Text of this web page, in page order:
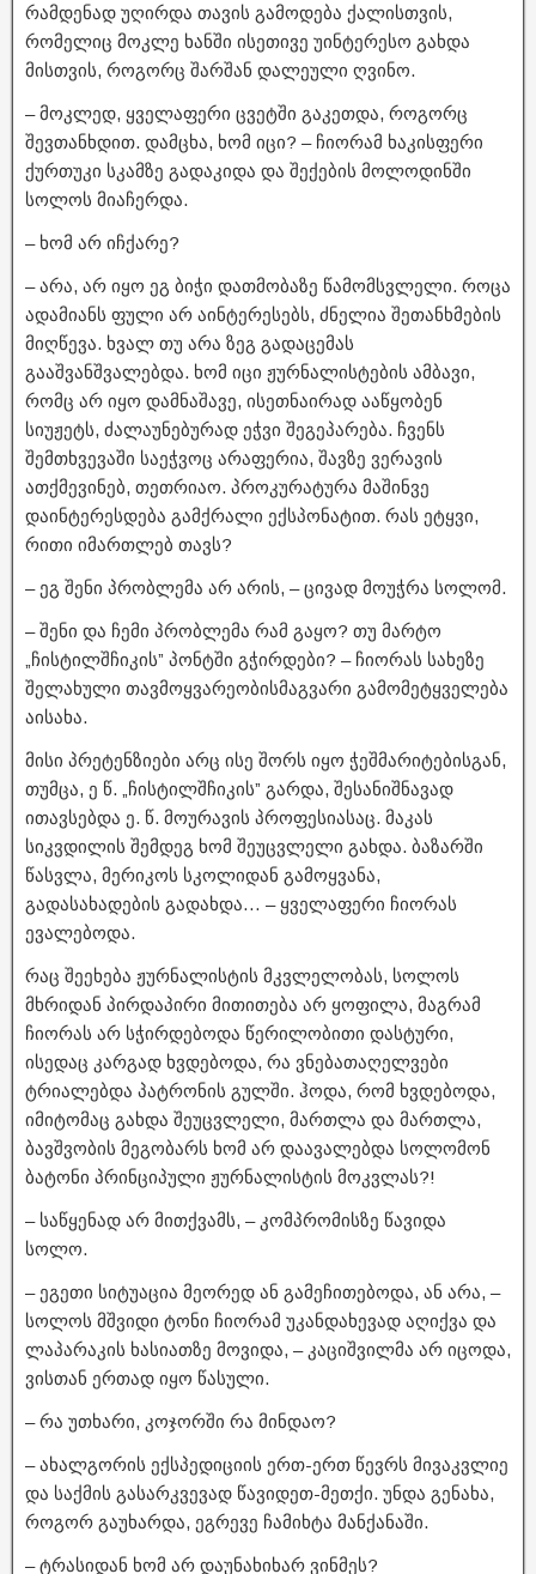
რამდენად უღირდა თავის გამოდება ქალისთვის,
რომელიც მოკლე ხანში ისეთივე უინტერესო გახდა
მისთვის, როგორც შარშან დალეული ღვინო.
– მოკლედ, ყველაფერი ცვეტში გაკეთდა, როგორც
შევთანხდით. დამცხა, ხომ იცი? – ჩიორამ ხაკისფერი
ქურთუკი სკამზე გადაკიდა და შექების მოლოდინში
სოლოს მიაჩერდა.
– ხომ არ იჩქარე?
– არა, არ იყო ეგ ბიჭი დათმობაზე წამომსვლელი. როცა
ადამიანს ფული არ აინტერესებს, ძნელია შეთანხმების
მიღწევა. ხვალ თუ არა ზეგ გადაცემას
გააშვანშვალებდა. ხომ იცი ჟურნალისტების ამბავი,
რომც არ იყო დამნაშავე, ისეთნაირად ააწყობენ
სიუჟეტს, ძალაუნებურად ეჭვი შეგეპარება. ჩვენს
შემთხვევაში საეჭვოც არაფერია, შავზე ვერავის
ათქმევინებ, თეთრიაო. პროკურატურა მაშინვე
დაინტერესდება გამქრალი ექსპონატით. რას ეტყვი,
რითი იმართლებ თავს?
– ეგ შენი პრობლემა არ არის, – ცივად მოუჭრა სოლომ.
– შენი და ჩემი პრობლემა რამ გაყო? თუ მარტო
„ჩისტილშჩიკის” პონტში გჭირდები? – ჩიორას სახეზე
შელახული თავმოყვარეობისმაგვარი გამომეტყველება
აისახა.
მისი პრეტენზიები არც ისე შორს იყო ჭეშმარიტებისგან,
თუმცა, ე წ. „ჩისტილშჩიკის” გარდა, შესანიშნავად
ითავსებდა ე. წ. მოურავის პროფესიასაც. მაკას
სიკვდილის შემდეგ ხომ შეუცვლელი გახდა. ბაზარში
წასვლა, მერიკოს სკოლიდან გამოყვანა,
გადასახადების გადახდა… – ყველაფერი ჩიორას
ევალებოდა.
რაც შეეხება ჟურნალისტის მკვლელობას, სოლოს
მხრიდან პირდაპირი მითითება არ ყოფილა, მაგრამ
ჩიორას არ სჭირდებოდა წერილობითი დასტური,
ისედაც კარგად ხვდებოდა, რა ვნებათაღელვები
ტრიალებდა პატრონის გულში. ჰოდა, რომ ხვდებოდა,
იმიტომაც გახდა შეუცვლელი, მართლა და მართლა,
ბავშვობის მეგობარს ხომ არ დაავალებდა სოლომონ
ბატონი პრინციპული ჟურნალისტის მოკვლას?!
– საწყენად არ მითქვამს, – კომპრომისზე წავიდა
სოლო.
– ეგეთი სიტუაცია მეორედ ან გამეჩითებოდა, ან არა, –
სოლოს მშვიდი ტონი ჩიორამ უკანდახევად აღიქვა და
ლაპარაკის ხასიათზე მოვიდა, – კაციშვილმა არ იცოდა,
ვისთან ერთად იყო წასული.
– რა უთხარი, კოჯორში რა მინდაო?
– ახალგორის ექსპედიციის ერთ-ერთ წევრს მივაკვლიე
და საქმის გასარკვევად წავიდეთ-მეთქი. უნდა გენახა,
როგორ გაუხარდა, ეგრევე ჩამიხტა მანქანაში.
– ტრასიდან ხომ არ დაუნახიხარ ვინმეს?